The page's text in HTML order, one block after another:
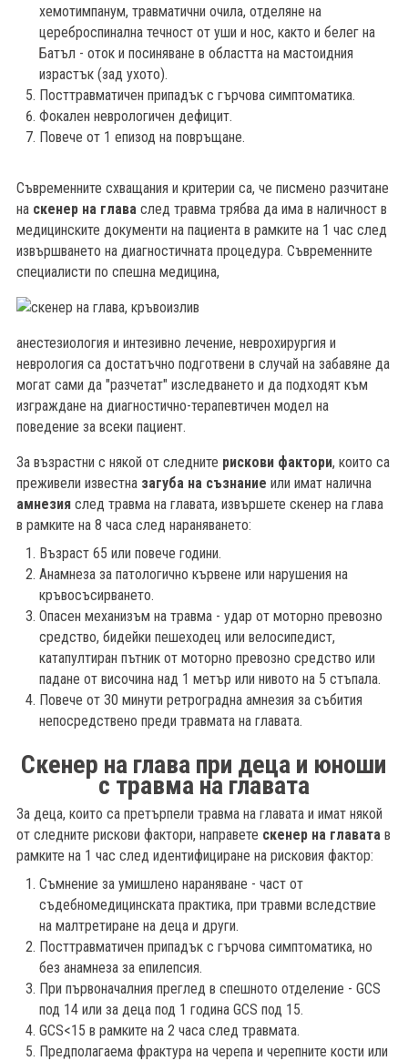
хемотимпанум, травматични очила, отделяне на
цереброспинална течност от уши и нос, както и белег на
Батъл - оток и посиняване в областта на мастоидния
израстък (зад ухото).
Посттравматичен припадък с гърчова симптоматика.
Фокален неврологичен дефицит.
Повече от 1 епизод на повръщане.
Съвременните схващания и критерии са, че писмено разчитане
на скенер на главаслед травма трябва да има в наличност в
медицинските документи на пациента в рамките на 1 час след
извършването на диагностичната процедура. Съвременните
специалисти по спешна медицина,
анестезиология и интезивно лечение, неврохирургия и
неврология са достатъчно подготвени в случай на забавяне да
могат сами да "разчетат" изследването и да подходят към
изграждане на диагностично-терапевтичен модел на
поведение за всеки пациент.
За възрастни с някой от следните рискови фактори, които са
преживели известна загуба на съзнание или имат налична
амнезияслед травма на главата, извършете скенер на глава
в рамките на 8 часа след нараняването:
Възраст 65 или повече години.
Анамнеза за патологично кървене или нарушения на
кръвосъсирването.
Опасен механизъм на травма - удар от моторно превозно
средство, бидейки пешеходец или велосипедист,
катапултиран пътник от моторно превозно средство или
падане от височина над 1 метър или нивото на 5 стъпала.
Повече от 30 минути ретроградна амнезия за събития
непосредствено преди травмата на главата.
Скенер на глава при деца и юноши
с травма на главата
За деца, които са претърпели травма на главата и имат някой
от следните рискови фактори, направете скенер на главатав
рамките на 1 час след идентифициране на рисковия фактор:
Съмнение за умишлено нараняване - част от
съдебномедицинската практика, при травми вследствие
на малтретиране на деца и други.
Посттравматичен припадък с гърчова симптоматика, но
без анамнеза за епилепсия.
При първоначалния преглед в спешното отделение - GCS
под 14 или за деца под 1 година GCS под 15.
GCS<15 в рамките на 2 часа след травмата.
Предполагаема фрактура на черепа и черепните кости или